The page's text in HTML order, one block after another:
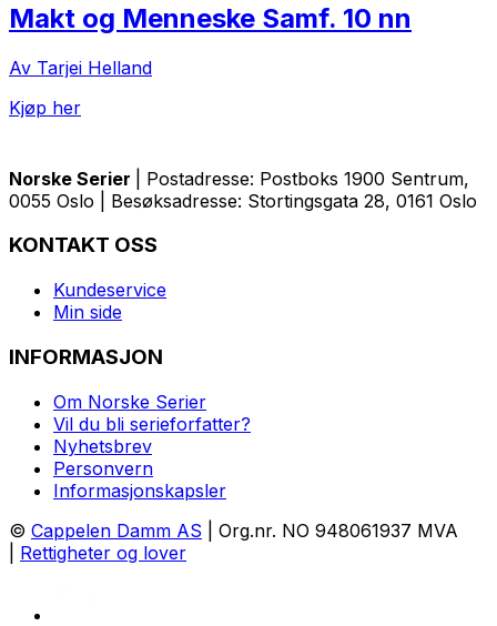
Makt og Menneske Samf. 10 nn
Av Tarjei Helland
Kjøp her
Norske Serier
| Postadresse: Postboks 1900 Sentrum,
0055 Oslo | Besøksadresse: Stortingsgata 28, 0161 Oslo
KONTAKT OSS
Kundeservice
Min side
INFORMASJON
Om Norske Serier
Vil du bli serieforfatter?
Nyhetsbrev
Personvern
Informasjonskapsler
© Cappelen Damm AS | Org.nr. NO 948061937 MVA
Rettigheter og lover